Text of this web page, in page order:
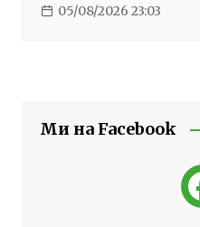
05/08/2026 23:03
Ми на Facebook